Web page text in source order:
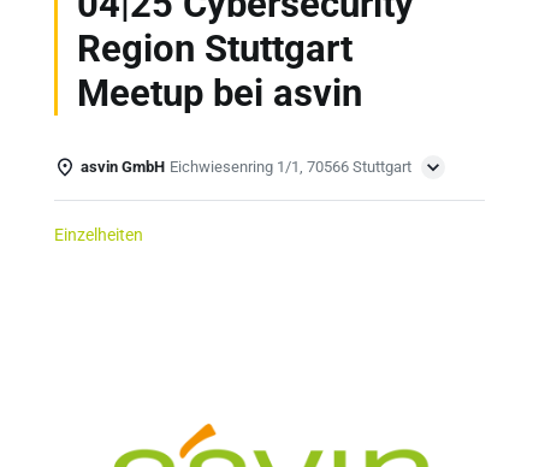
Region Stuttgart
Meetup bei asvin
asvin GmbH Eichwiesenring 1/1, 70566 Stuttgart
Einzelheiten